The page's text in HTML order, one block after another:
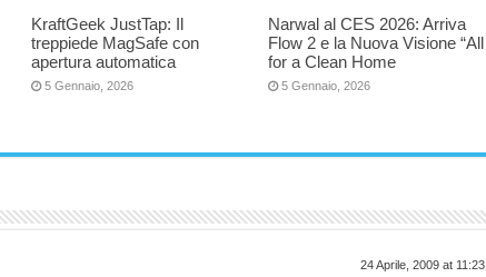
KraftGeek JustTap: Il
treppiede MagSafe con
apertura automatica
5 Gennaio, 2026
Narwal al CES 2026: Arriva
Flow 2 e la Nuova Visione “All
for a Clean Home
5 Gennaio, 2026
24 Aprile, 2009 at 11:23